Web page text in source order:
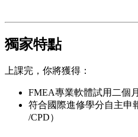
獨家特點
上課完，你將獲得：
FMEA專業軟體試用二個
符合國際進修學分自主申
/CPD）